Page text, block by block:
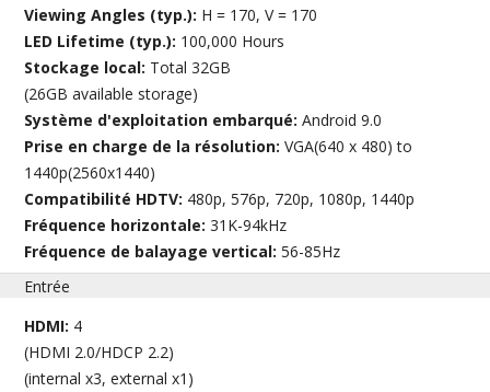
Viewing Angles (typ.): H = 170, V = 170
LED Lifetime (typ.): 100,000 Hours
Stockage local: Total 32GB
(26GB available storage)
Système d'exploitation embarqué:Android 9.0
Prise en charge de la résolution:VGA(640 x 480) to
1440p(2560x1440)
Compatibilité HDTV: 480p, 576p, 720p, 1080p, 1440p
Fréquence horizontale:31K-94kHz
Fréquence de balayage vertical:56-85Hz
Entrée
HDMI: 4
(HDMI 2.0/HDCP 2.2)
(internal x3, external x1)